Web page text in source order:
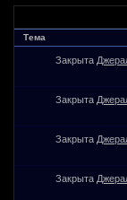
Тема
Закрыта
Закрыта
Закрыта
Закрыта